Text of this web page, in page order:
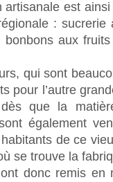
artisanale est
:
aux
qui sont
pour l’autre
que la
également
de ce
se trouve la
donc remis en